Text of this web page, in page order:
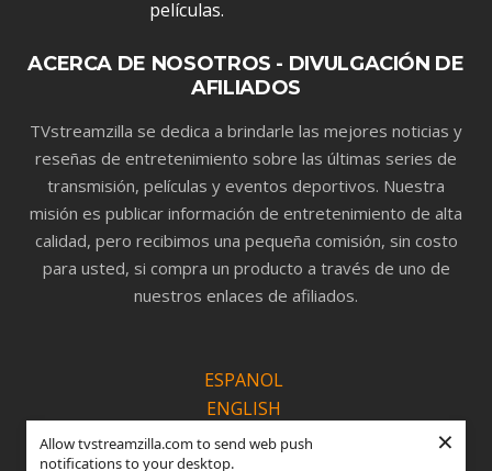
Allow tvstreamzilla.com to send web push
notifications to your desktop.
×
ACERCA DE NOSOTROS - DIVULGACIÓN DE
AFILIADOS
TVstreamzilla se dedica a brindarle las mejores noticias y
reseñas de entretenimiento sobre las últimas series de
transmisión, películas y eventos deportivos. Nuestra
misión es publicar información de entretenimiento de alta
calidad, pero recibimos una pequeña comisión, sin costo
para usted, si compra un producto a través de uno de
nuestros enlaces de afiliados.
ESPANOL
ENGLISH
PORTUGUÊS